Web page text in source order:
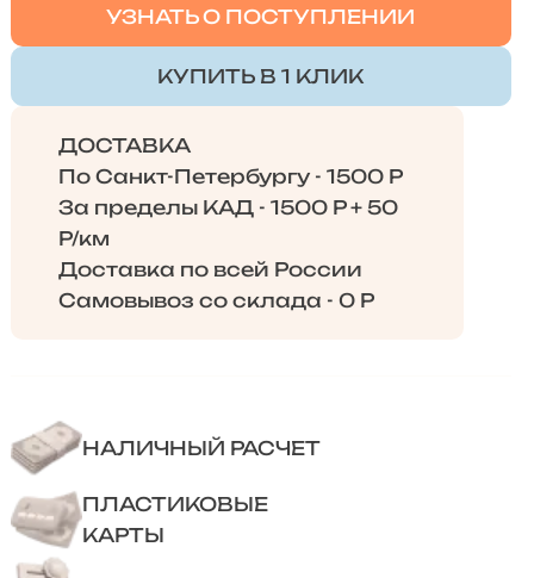
УЗНАТЬ О ПОСТУПЛЕНИИ
КУПИТЬ В 1 КЛИК
ДОСТАВКА
По Санкт-Петербургу - 1500 Р
За пределы КАД - 1500 Р + 50
Р/км
Доставка по всей России
Самовывоз со склада - 0 Р
НАЛИЧНЫЙ РАСЧЕТ
ПЛАСТИКОВЫЕ
КАРТЫ